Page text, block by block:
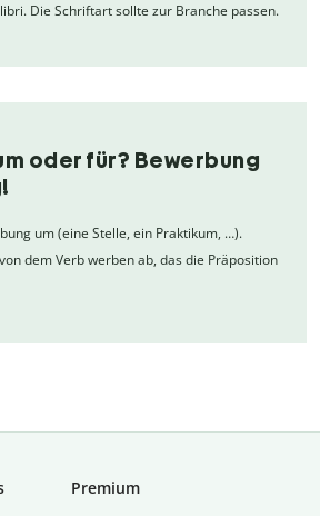
Die Schriftart sollte zur Branche passen.
oder für? Bewerbung
um (eine Stelle, ein Praktikum, …).
dem Verb werben ab, das die Präposition
Premium